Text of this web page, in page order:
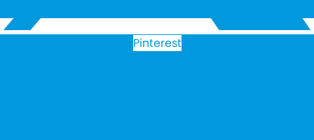
Pinterest